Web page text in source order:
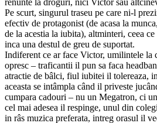
Pe scurt, singurul traseu pe care ni-l
efectiv de protagonist (de acasa la
de la acestia la iubita), altminteri, ceea
inca una destul de greu de suportat.
Indiferent ce ar face Victor, umilintele la
opresc – traficantii il pun sa faca
atractie de bâlci, fiul iubitei il tolereaza,
aceasta se intâmpla când il priveste
cumpara cadouri – nu un Megatron, ci
cel mai adesea il respinge, unul din
in râs muzica preferata, intreg orasul il